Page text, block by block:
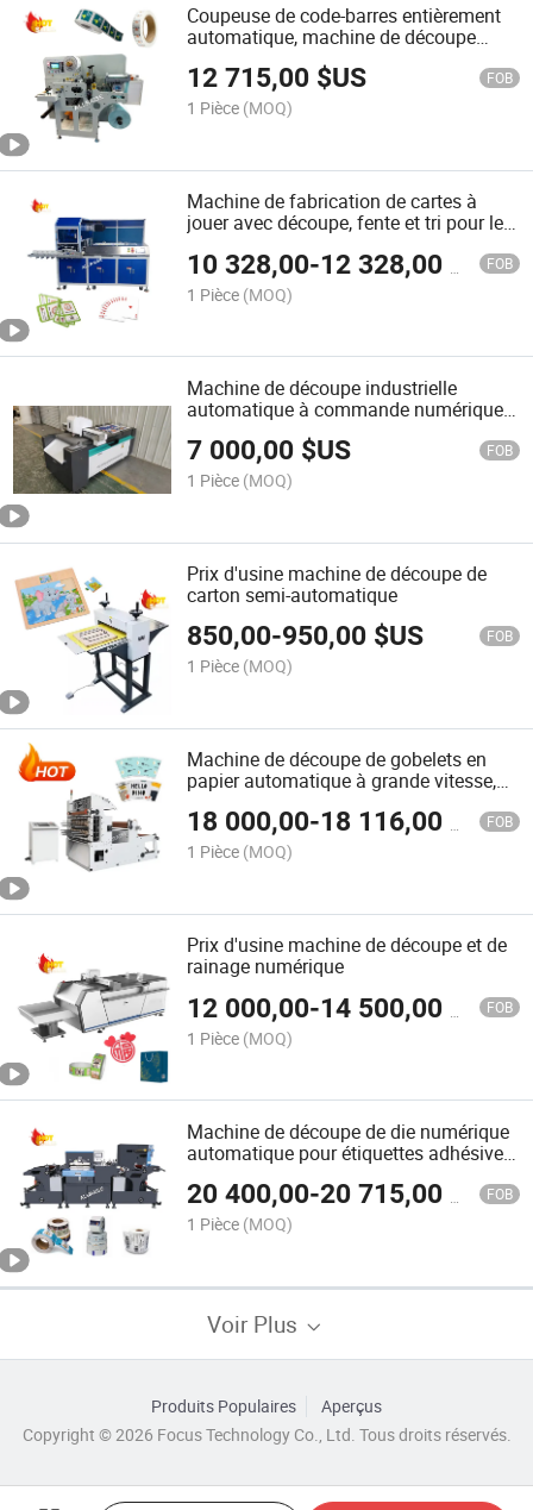
Coupeuse de code-barres entièrement
automatique, machine de découpe
d'étiquettes adhésives, équipement de
découpe et de réenroulement
d'étiquettes, machine de découpe de
matrices d'étiquettes, machine de fente
12 715,00 $US FOB
1 Pièce (MOQ)
Machine de fabrication de cartes à
jouer avec découpe, fente et tri pour les
10 328,00-12 328,00 FOB
1 Pièce (MOQ)
Machine de découpe industrielle
automatique à commande numérique,
machine de découpe de feuilles de
papier avec positionnement
7 000,00 $US FOB
1 Pièce (MOQ)
Prix d'usine machine de découpe de
carton semi-automatique
850,00-950,00 $US FOB
1 Pièce (MOQ)
Machine de découpe de gobelets en
papier automatique à grande vitesse,
18 000,00-18 116,00 FOB
1 Pièce (MOQ)
Prix d'usine machine de découpe et de
rainage numérique
12 000,00-14 500,00 FOB
1 Pièce (MOQ)
Machine de découpe de die numérique
automatique pour étiquettes adhésives
plat à grande vitesse
20 400,00-20 715,00 FOB
1 Pièce (MOQ)
Voir Plus
Produits Populaires
Aperçus
Copyright © 2026 Focus Technology Co., Ltd. Tous droits réservés.